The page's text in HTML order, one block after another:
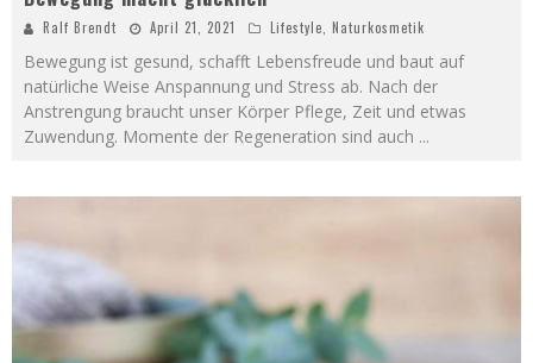
Ralf Brendt April 21, 2021 Lifestyle, Naturkosmetik
Bewegung ist gesund, schafft Lebensfreude und baut auf
natürliche Weise Anspannung und Stress ab. Nach der
Anstrengung braucht unser Körper Pflege, Zeit und etwas
Zuwendung. Momente der Regeneration sind auch ...